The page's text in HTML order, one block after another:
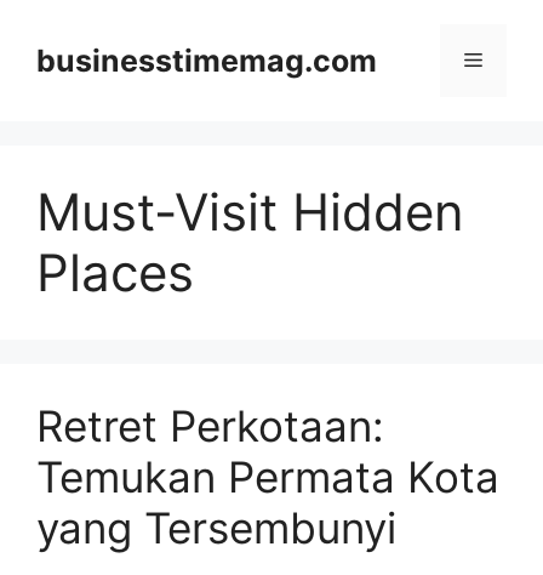
contentbusinesstimemag.com Menu
Must-Visit Hidden
Places
Retret Perkotaan:
Temukan Permata Kota
yang Tersembunyi